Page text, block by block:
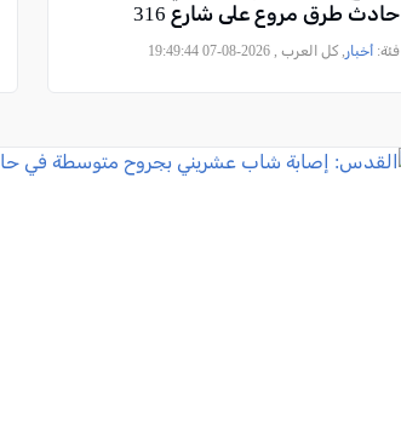
حادث طرق مروع على شارع 316
فئة: أخبار , كل العرب , 2026-08-07 19:49:44